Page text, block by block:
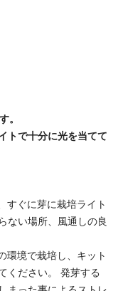
。
トで十分に光を当てて
すぐに芽に栽培ライト
ない場所、風通しの良
環境で栽培し、キット
ください。 発芽する